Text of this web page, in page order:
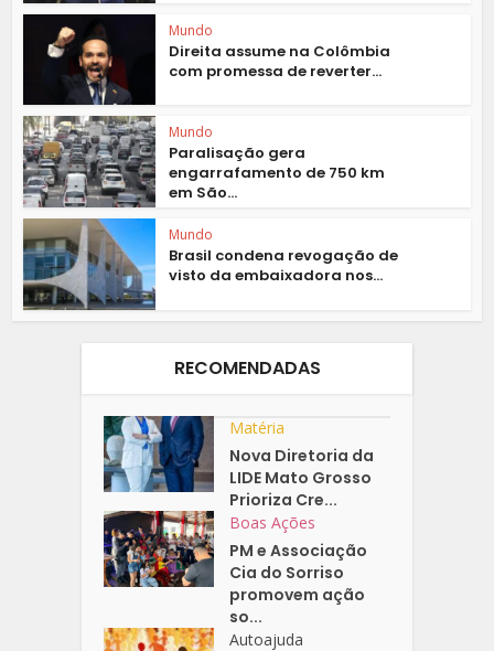
Mundo
Direita assume na Colômbia
com promessa de reverter...
Mundo
Paralisação gera
engarrafamento de 750 km
em São...
Mundo
Brasil condena revogação de
visto da embaixadora nos...
RECOMENDADAS
Matéria
Nova Diretoria da
LIDE Mato Grosso
Prioriza Cre...
Boas Ações
PM e Associação
Cia do Sorriso
promovem ação
so...
Autoajuda